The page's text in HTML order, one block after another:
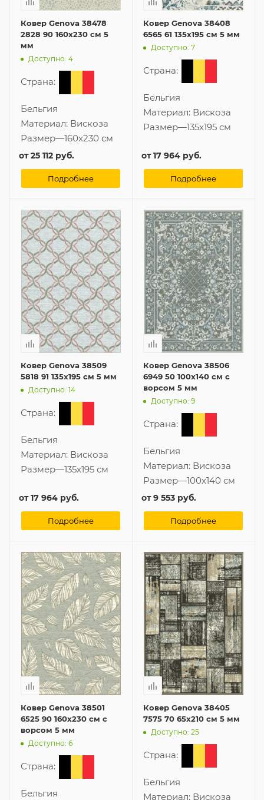
Ковер Genova 38478
2828 90 160x230 см 5
мм
Доступно: 4
Страна:
Бельгия
Материал: Вискоза
Размер—160x230 см
от25 112 руб.
Подробнее
Ковер Genova 38408
6565 61 135x195 см 5 мм
Доступно: 7
Страна:
Бельгия
Материал: Вискоза
Размер—135x195 см
от17 964 руб.
Подробнее
Ковер Genova 38509
5818 91 135x195 см 5 мм
Доступно: 14
Страна:
Бельгия
Материал: Вискоза
Размер—135x195 см
от17 964 руб.
Подробнее
Ковер Genova 38506
6949 50 100x140 см с
ворсом 5 мм
Доступно: 9
Страна:
Бельгия
Материал: Вискоза
Размер—100x140 см
от9 553 руб.
Подробнее
Ковер Genova 38501
6525 90 160x230 см с
ворсом 5 мм
Доступно: 6
Страна:
Бельгия
Ковер Genova 38405
7575 70 65x210 см 5 мм
Доступно: 25
Страна:
Бельгия
Материал: Вискоза